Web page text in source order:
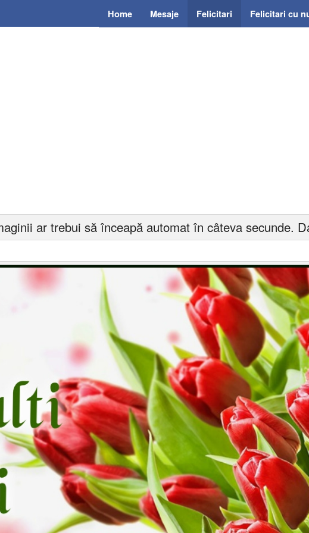
Home Mesaje Felicitari Felicitari cu
ar trebui să înceapă automat în câteva secunde.